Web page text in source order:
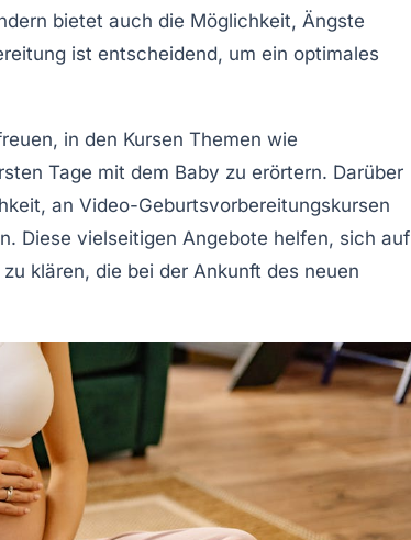
bietet auch die Möglichkeit, Ängste
ist entscheidend, um ein optimales
in den Kursen Themen wie
Tage mit dem Baby zu erörtern. Darüber
an Video-Geburtsvorbereitungskursen
Diese vielseitigen Angebote helfen, sich auf
klären, die bei der Ankunft des neuen